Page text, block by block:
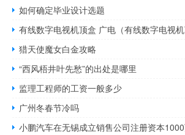
如何确定毕业设计选题
有线数字电视机顶盒 广电（有线数字电视机
猎天使魔女白金攻略
“西风梧井叶先愁”的出处是哪里
监理工程师的工资一般多少
广州冬春节冷吗
小鹏汽车在无锡成立销售公司注册资本